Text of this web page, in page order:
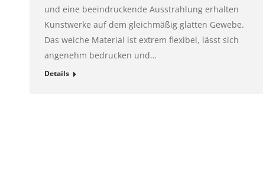
und eine beeindruckende Ausstrahlung erhalten
Kunstwerke auf dem gleichmäßig glatten Gewebe.
Das weiche Material ist extrem flexibel, lässt sich
angenehm bedrucken und…
Details